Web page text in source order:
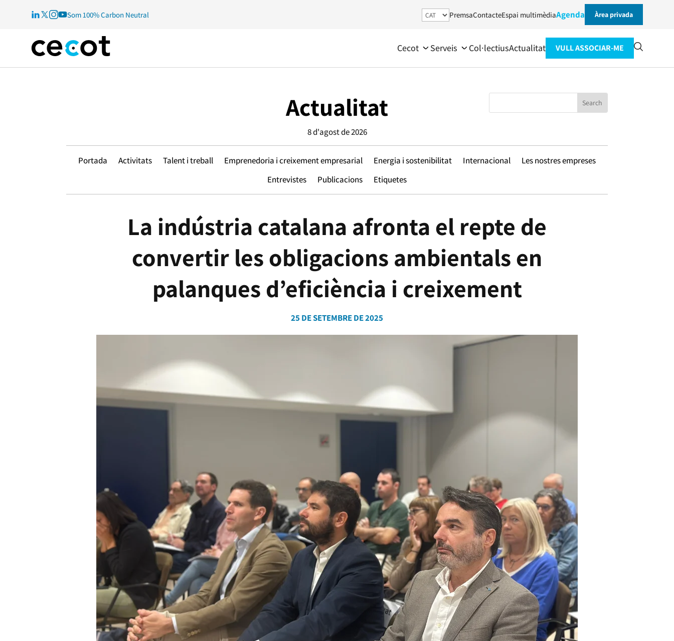
Som 100% Carbon Neutral PremsaContacteEspai multimèdiaAgenda Àrea privada
Cecot Serveis Col·lectiusActualitat VULL ASSOCIAR-ME
Actualitat
8 d'agost de 2026
Portada Activitats Talent i treball Emprenedoria i creixement empresarial Energia i sostenibilitat Internacional
Les nostres empreses
Entrevistes
Publicacions Etiquetes
La indústria catalana afronta el repte de
convertir les obligacions ambientals en
palanques d’eficiència i creixement
25 DE SETEMBRE DE 2025